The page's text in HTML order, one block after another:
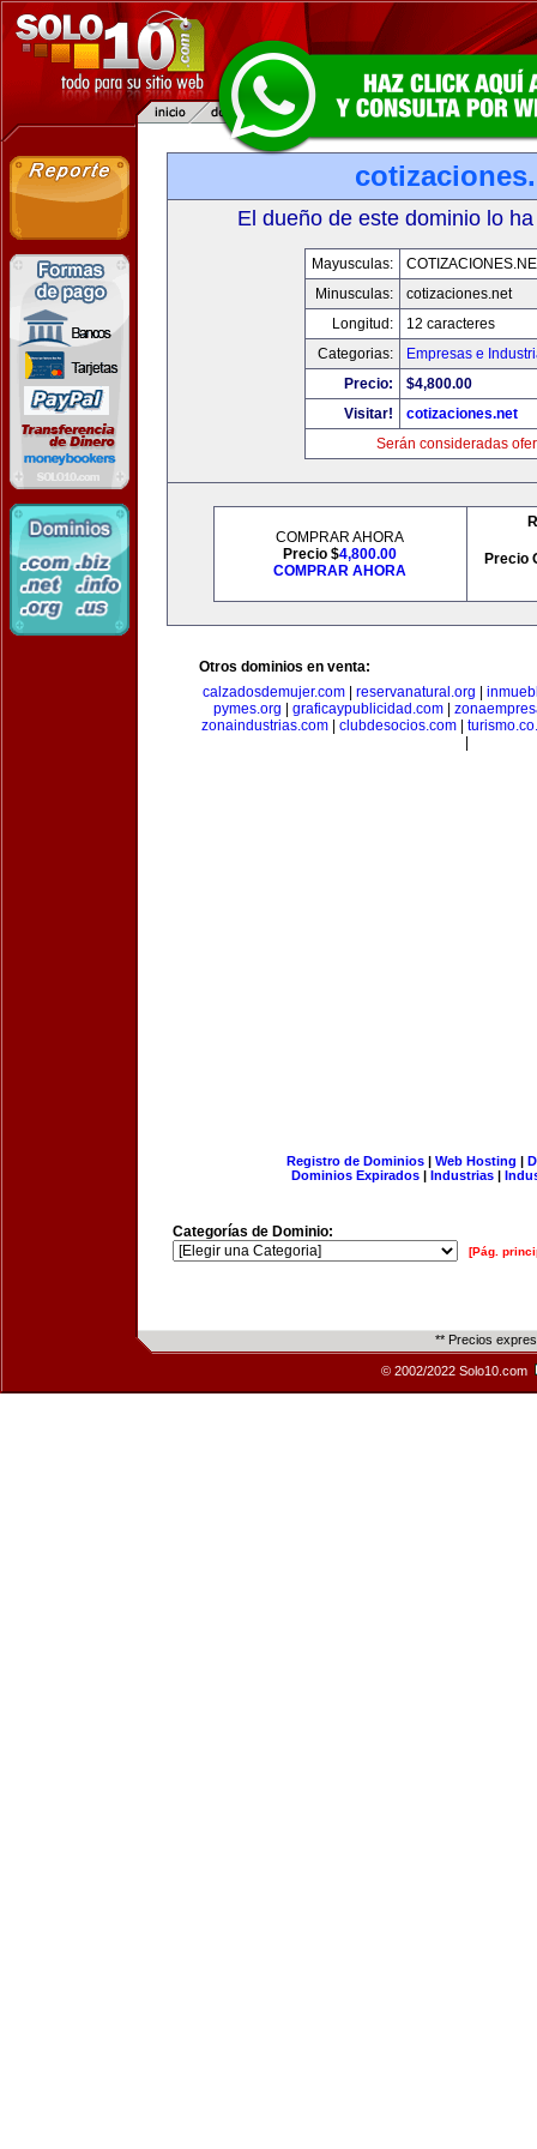
El dueño de este dominio lo
Mayusculas:
Minusculas:
cotizaciones.net
Longitud:
12 caracteres
Categorias:
Empresas e
Precio:
$4,800.00
Visitar!
cotizaciones.net
Serán consideradas
COMPRAR AHORA
Precio $4,800.00
COMPRAR AHORA
Precio
Otros dominios en venta:
calzadosdemujer.com
reservanatural.org
pymes.org
graficaypublicidad.com
zonaindustrias.com| clubdesocios.com|
Registro de Dominios| Web Hosting |
Dominios Expirados | Industrias |
Categorías de Dominio:
[Pág.
** Precios
© 2002/2022 Solo10.com